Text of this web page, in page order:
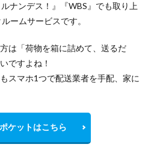
ナンデス！』『WBS』でも取り上
ームサービスです。
は「荷物を箱に詰めて、送るだ
ですよね！
スマホ1つで配送業者を手配、家に
ケットはこちら